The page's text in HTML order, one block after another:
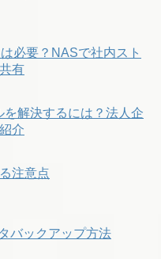
必要？NASで社内スト
有
解決するには？法人企
介
注意点
バックアップ方法